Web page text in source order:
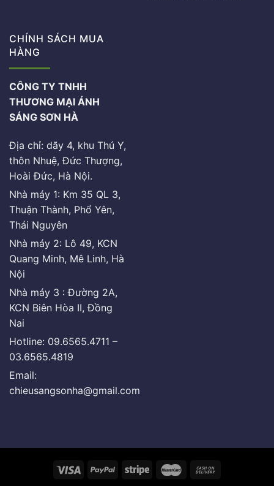
CHÍNH SÁCH MUA
HÀNG
CÔNG TY TNHH
THƯƠNG MẠI ÁNH
SÁNG SƠN HÀ
Địa chỉ: dãy 4, khu Thú Y,
thôn Nhuệ, Đức Thượng,
Hoài Đức, Hà Nội.
Nhà máy 1: Km 35 QL 3,
Thuận Thành, Phổ Yên,
Thái Nguyên
Nhà máy 2: Lô 49, KCN
Quang Minh, Mê Linh, Hà
Nội
Nhà máy 3 : Đường 2A,
KCN Biên Hòa II, Đồng
Nai
Hotline: 09.6565.4711 –
03.6565.4819
Email:
chieusangsonha@gmail.com